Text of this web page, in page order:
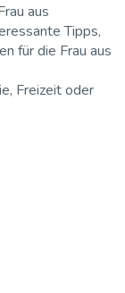
aus
Tipps,
für die Frau aus
Freizeit oder